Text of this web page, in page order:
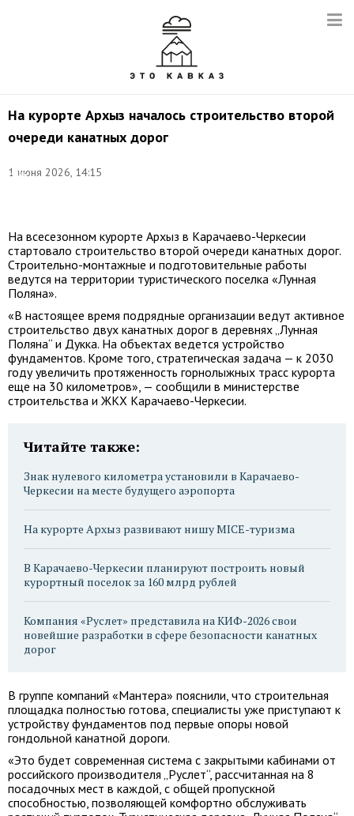
На курорте Архыз началось строительство второй
очереди канатных дорог
1 июня 2026, 14:15
Иван
На всесезонном курорте Архыз в Карачаево-Черкесии
стартовало строительство второй очереди канатных дорог.
Строительно-монтажные и подготовительные работы
ведутся на территории туристического поселка «Лунная
Поляна».
«В настоящее время подрядные организации ведут активное
строительство двух канатных дорог в деревнях „Лунная
Поляна“ и Дукка. На объектах ведется устройство
фундаментов. Кроме того, стратегическая задача — к 2030
году увеличить протяженность горнолыжных трасс курорта
еще на 30 километров», — сообщили в министерстве
строительства и ЖКХ Карачаево-Черкесии.
Читайте также:
Знак нулевого километра установили в Карачаево-
Черкесии на месте будущего аэропорта
На курорте Архыз развивают нишу MICE-туризма
В Карачаево-Черкесии планируют построить новый
курортный поселок за 160 млрд рублей
Компания «Руслет» представила на КИФ-2026 свои
новейшие разработки в сфере безопасности канатных
дорог
В группе компаний «Мантера» пояснили, что строительная
площадка полностью готова, специалисты уже приступают к
устройству фундаментов под первые опоры новой
гондольной канатной дороги.
«Это будет современная система с закрытыми кабинами от
российского производителя „Руслет“, рассчитанная на 8
посадочных мест в каждой, с общей пропускной
способностью, позволяющей комфортно обслуживать